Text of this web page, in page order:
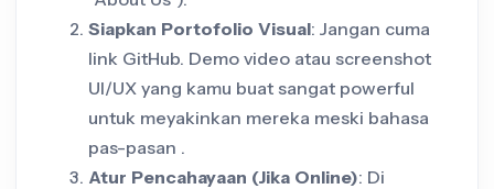
Siapkan Portofolio Visual: Jangan cuma
link GitHub. Demo video atau screenshot
UI/UX yang kamu buat sangat powerful
untuk meyakinkan mereka meski bahasa
pas-pasan .
Atur Pencahayaan (Jika Online): Di